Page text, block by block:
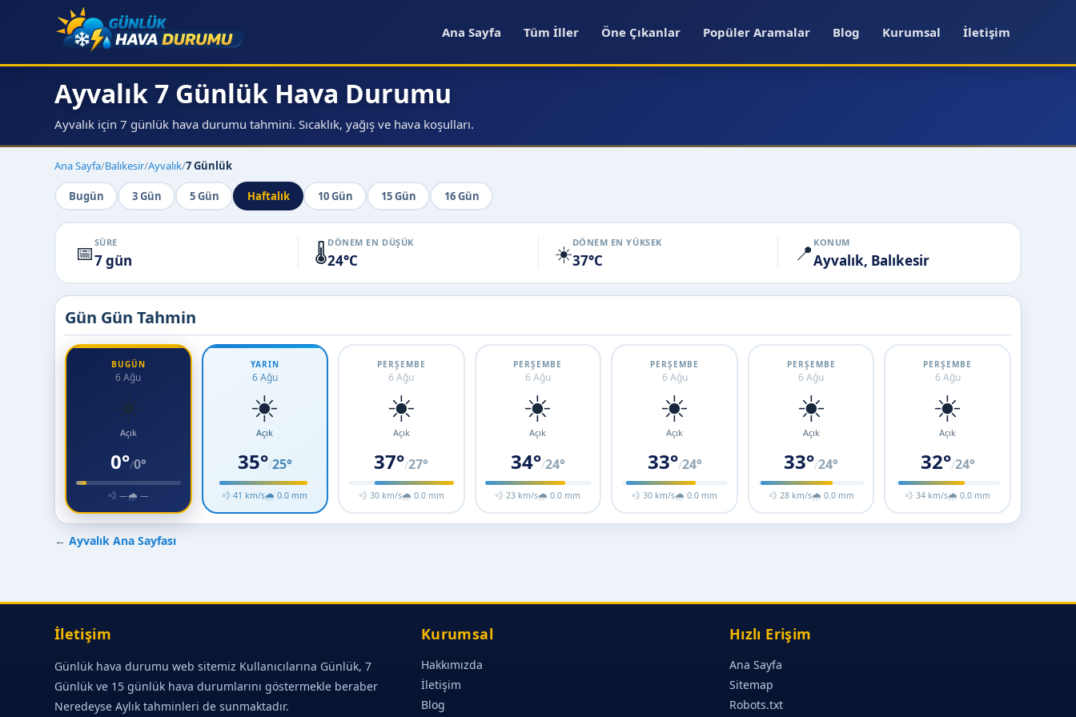
Ana Sayfa Tüm İller Öne Çıkanlar Popüler Aramalar Blog Kurumsal İletişim
Ayvalık 7 Günlük Hava Durumu
Ayvalık için 7 günlük hava durumu tahmini. Sıcaklık, yağış ve hava koşulları.
Ana Sayfa/Balıkesir/Ayvalık/7 Günlük
Bugün 3 Gün 5 Gün Haftalık 10 Gün 15 Gün 16 Gün
📅 SÜRE
7 gün 🌡️DÖNEM EN DÜŞÜK
24°C ☀️DÖNEM EN YÜKSEK
37°C 📍 KONUM
Ayvalık, Balıkesir
Gün Gün Tahmin
BUGÜN
6 Ağu
☀️
Açık
0°/0°
💨 —🌧 —
YARIN
6 Ağu
☀️
Açık
35°/25°
💨 41 km/s🌧 0.0 mm
PERŞEMBE
6 Ağu
☀️
Açık
37°/27°
💨 30 km/s🌧 0.0 mm
PERŞEMBE
6 Ağu
☀️
Açık
34°/24°
💨 23 km/s🌧 0.0 mm
PERŞEMBE
6 Ağu
☀️
Açık
33°/24°
💨 30 km/s🌧 0.0 mm
PERŞEMBE
6 Ağu
☀️
Açık
33°/24°
💨 28 km/s🌧 0.0 mm
PERŞEMBE
6 Ağu
☀️
Açık
32°/24°
💨 34 km/s🌧 0.0 mm
← Ayvalık Ana Sayfası
İletişim
Günlük hava durumu web sitemiz Kullanıcılarına Günlük, 7
Günlük ve 15 günlük hava durumlarını göstermekle beraber
Neredeyse Aylık tahminleri de sunmaktadır.
Kurumsal
Hakkımızda
İletişim
Blog
Hızlı Erişim
Ana Sayfa
Sitemap
Robots.txt